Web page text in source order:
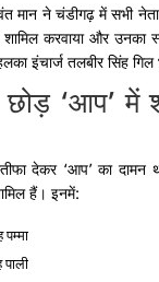
मान ने चंडीगढ़ में सभी
शामिल करवाया और उनका
इंचार्ज तलबीर सिंह
‘आप’ में
देकर ‘आप’ का दामन
हैं। इनमें: